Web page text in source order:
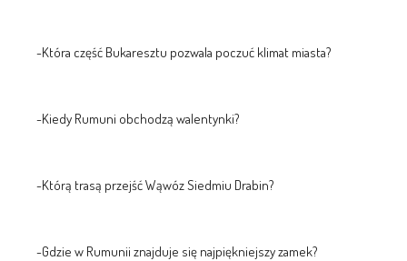
-Która część Bukaresztu pozwala poczuć klimat miasta?
-Kiedy Rumuni obchodzą walentynki?
-Którą trasą przejść Wąwóz Siedmiu Drabin?
-Gdzie w Rumunii znajduje się najpiękniejszy zamek?